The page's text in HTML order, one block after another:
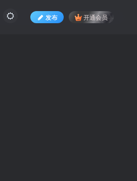
发布 开通会员